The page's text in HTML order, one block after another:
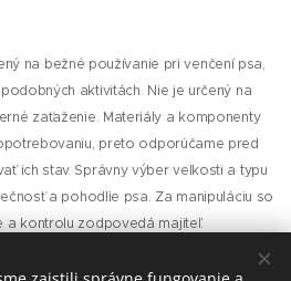
na bežné používanie pri venčení psa,
aktivitách. Nie je určený na
zaťaženie. Materiály a komponenty
preto odporúčame pred
ich stav. Správny výber veľkosti a typu
a pohodlie psa. Za manipuláciu so
a kontrolu zodpovedá majiteľ.